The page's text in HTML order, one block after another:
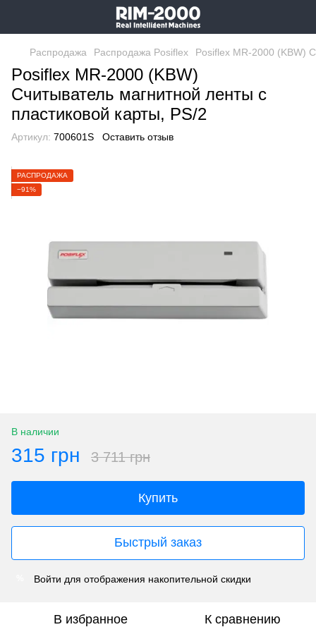
Распродажа Распродажа Posiflex Posiflex MR-2000 (KBW)
Posiflex MR-2000 (KBW)
Считыватель магнитной ленты с
пластиковой карты, PS/2
Артикул: 700601S Оставить отзыв
РАСПРОДАЖА
−91%
В наличии
315 грн 3 711 грн
Купить
Быстрый заказ
Войти для отображения накопительной скидки
В избранное К сравнению